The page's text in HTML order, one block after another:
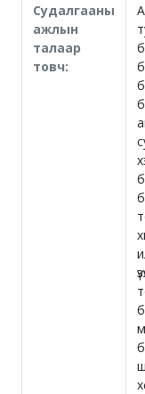
Судалгааны
ажлын
талаар
товч: